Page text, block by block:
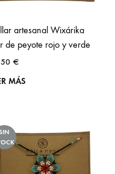
artesanal Wixárika
de peyote rojo y verde
€
MÁS